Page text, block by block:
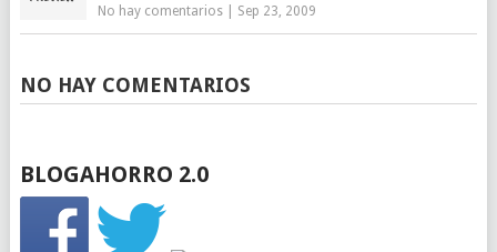
No hay comentarios| Sep 23, 2009
NO HAY COMENTARIOS
BLOGAHORRO 2.0